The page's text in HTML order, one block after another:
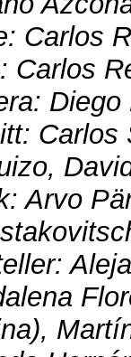
Carlos
Carlos
Carlos
Arvo